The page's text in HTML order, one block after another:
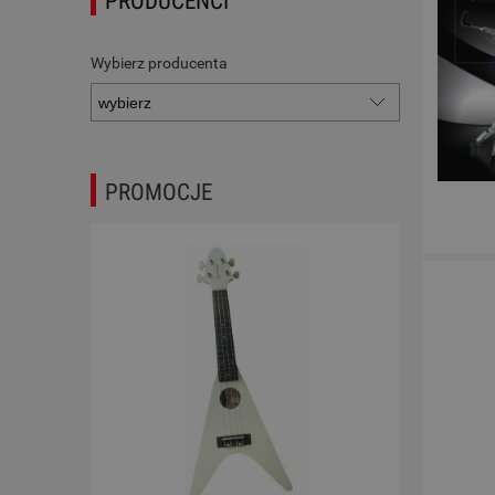
Wybierz producenta
PROMOCJE